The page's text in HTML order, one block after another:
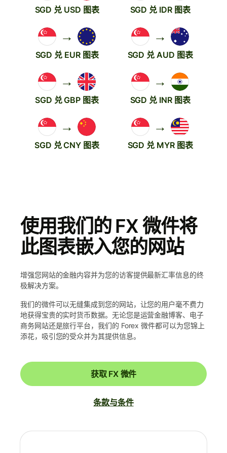
SGD 兑 USD 图表 SGD 兑 IDR 图表
→
SGD 兑 EUR 图表
→
SGD 兑 AUD 图表
→
SGD 兑 GBP 图表
→
SGD 兑 INR 图表
→
SGD 兑 CNY 图表
→
SGD 兑 MYR 图表
使用我们的 FX 微件将
此图表嵌入您的网站
增强您网站的金融内容并为您的访客提供最新汇率信息的终
极解决方案。
我们的微件可以无缝集成到您的网站，让您的用户毫不费力
地获得宝贵的实时货币数据。无论您是运营金融博客、电子
商务网站还是旅行平台，我们的 Forex 微件都可以为您锦上
添花，吸引您的受众并为其提供信息。
获取 FX 微件
条款与条件